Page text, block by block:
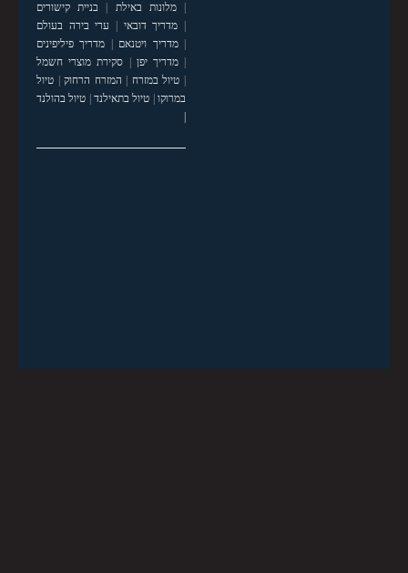
|מלונות באילת
בניית קישורים
מדריך דובאי
ערי בירה בעולם
|מדריך ויטנאם
מדריך פיליפינים
|מדריך יפן
סקירת מוצרי חשמל
טיול במזרח המזרח הרחוק| טיול
במרוקו| טיול בתאילנד| טיול בהולנד